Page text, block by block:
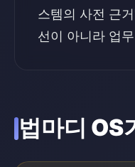
스템의 사전 근
선이 아니라 업
법마디 OS